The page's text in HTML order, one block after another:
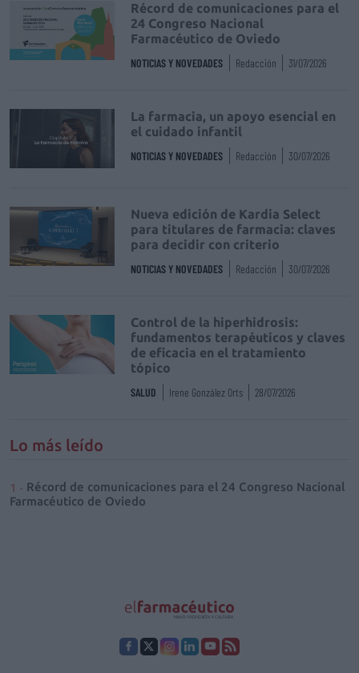
Récord de comunicaciones para el
24 Congreso Nacional
Farmacéutico de Oviedo
NOTICIAS Y NOVEDADES Redacción 31/07/2026
La farmacia, un apoyo esencial en
el cuidado infantil
NOTICIAS Y NOVEDADES Redacción 30/07/2026
Nueva edición de Kardia Select
para titulares de farmacia: claves
para decidir con criterio
NOTICIAS Y NOVEDADES Redacción 30/07/2026
Control de la hiperhidrosis:
fundamentos terapéuticos y claves
de eficacia en el tratamiento
tópico
SALUD Irene González Orts 28/07/2026
Lo más leído
Récord de comunicaciones para el 24 Congreso Nacional
Farmacéutico de Oviedo